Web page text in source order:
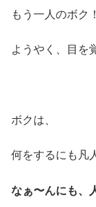
もう一人のボク
ようやく、目を
ボクは、
何をするにも凡
なぁ〜んにも、